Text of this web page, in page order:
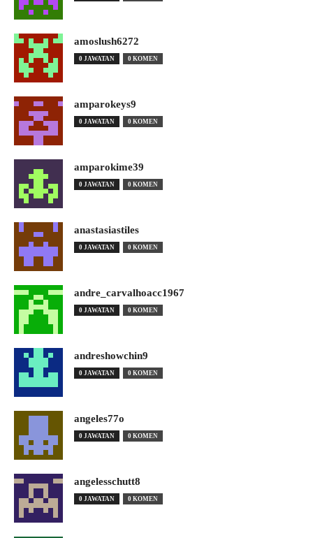
amoslush6272
0 JAWATAN 0 KOMEN
amparokeys9
0 JAWATAN 0 KOMEN
amparokime39
0 JAWATAN 0 KOMEN
anastasiastiles
0 JAWATAN 0 KOMEN
andre_carvalhoacc1967
0 JAWATAN 0 KOMEN
andreshowchin9
0 JAWATAN 0 KOMEN
angeles77o
0 JAWATAN 0 KOMEN
angelesschutt8
0 JAWATAN 0 KOMEN